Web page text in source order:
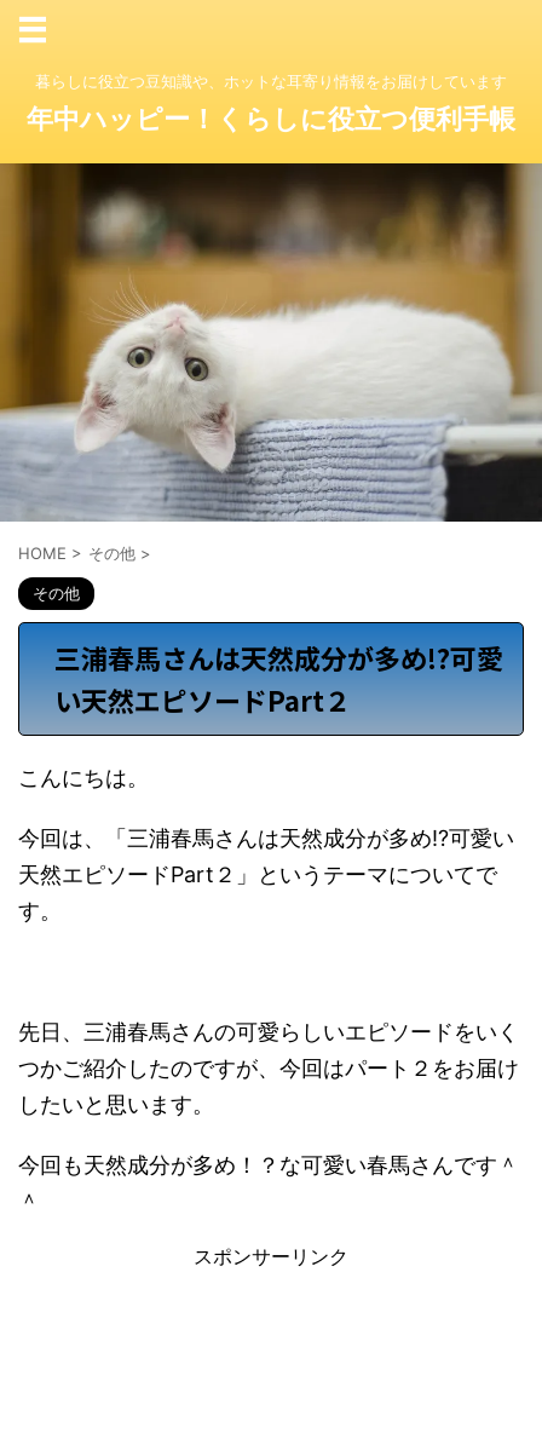
暮らしに役立つ豆知識や、ホットな耳寄り情報をお届けしています
年中ハッピー！くらしに役立つ便利手帳
HOME > その他 >
その他
三浦春馬さんは天然成分が多め!?可愛
い天然エピソードPart２
こんにちは。
今回は、「三浦春馬さんは天然成分が多め!?可愛い
天然エピソードPart２」というテーマについてで
す。
先日、三浦春馬さんの可愛らしいエピソードをいく
つかご紹介したのですが、今回はパート２をお届け
したいと思います。
今回も天然成分が多め！？な可愛い春馬さんです＾
＾
スポンサーリンク